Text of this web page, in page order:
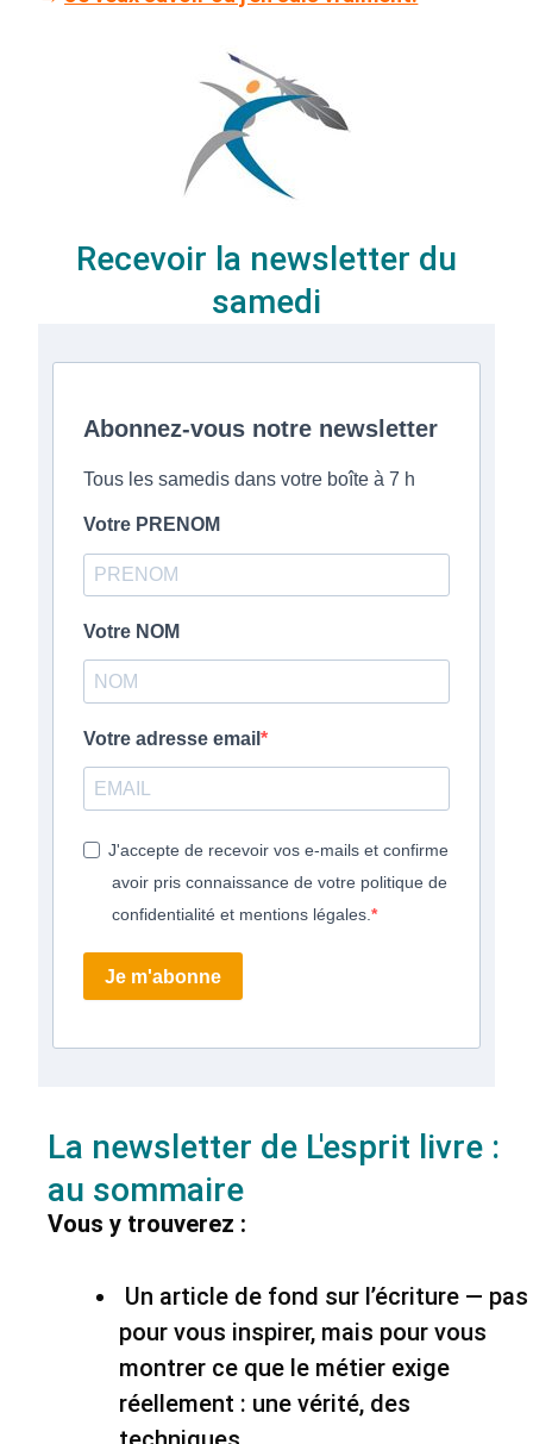
Recevoir la newsletter du
samedi
Abonnez-vous notre newsletter
Tous les samedis dans votre boîte à 7 h
Votre PRENOM
Votre NOM
Votre adresse email
J'accepte de recevoir vos e-mails et confirme
avoir pris connaissance de votre politique de
confidentialité et mentions légales.
Je m'abonne
La newsletter de L'esprit livre :
au sommaire
Vous y trouverez :
Un article de fond sur l’écriture — pas
pour vous inspirer, mais pour vous
montrer ce que le métier exige
réellement : une vérité, des